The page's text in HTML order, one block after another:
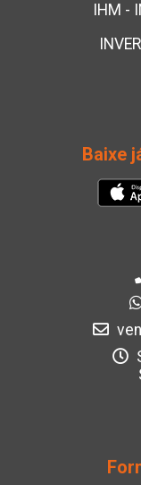
IHM -
Baixe